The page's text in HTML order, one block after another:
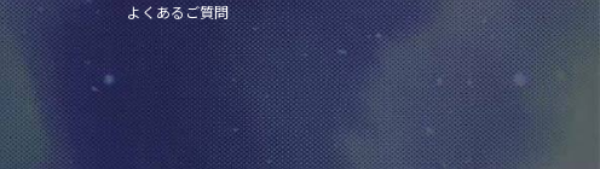
よくあるご質問